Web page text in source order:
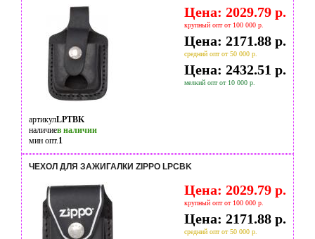
Цена: 2029.79 р.
крупный опт от 100 000 р.
Цена: 2171.88 р.
средний опт от 50 000 р.
Цена: 2432.51 р.
мелкий опт от 10 000 р.
артикулLPTBK
наличиев наличии
мин опт.1
ЧЕХОЛ ДЛЯ ЗАЖИГАЛКИ ZIPPO LPCBK
Цена: 2029.79 р.
крупный опт от 100 000 р.
Цена: 2171.88 р.
средний опт от 50 000 р.